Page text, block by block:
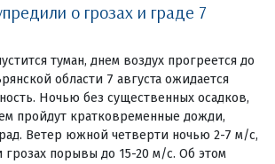
о грозах и граде 7
туман, днем воздух прогреется до
области 7 августа ожидается
Ночью без существенных осадков,
пройдут кратковременные дожди,
Ветер южной четверти ночью 2-7 м/с,
порывы до 15-20 м/с. Об этом